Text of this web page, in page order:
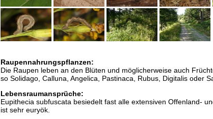
Raupennahrungspflanzen:
Die Raupen leben an den Blüten und möglicherweise auch
so Solidago, Calluna, Angelica, Pastinaca, Rubus, Digitalis oder
Lebensraumansprüche:
Eupithecia subfuscata besiedelt fast alle extensiven Offenland-
ist sehr euryök.